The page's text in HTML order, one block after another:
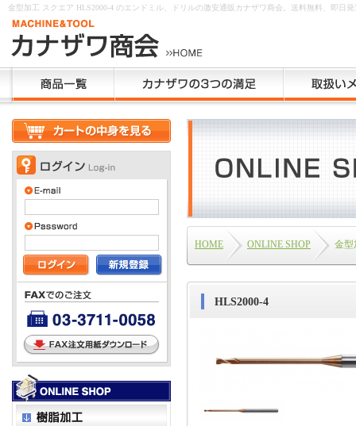
金型加工 スクエア HLS2000-4 のエンドミル、ドリルの激安通販カナザワ商会。送料無料、即日発
HOME ONLINE SHOP 金型
HLS2000-4